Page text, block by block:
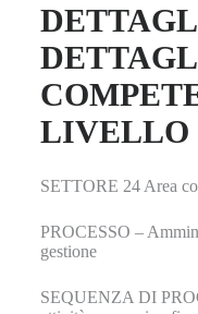
LIVELLO
SETTORE 24 Area
PROCESSO –
gestione
SEQUENZA DI